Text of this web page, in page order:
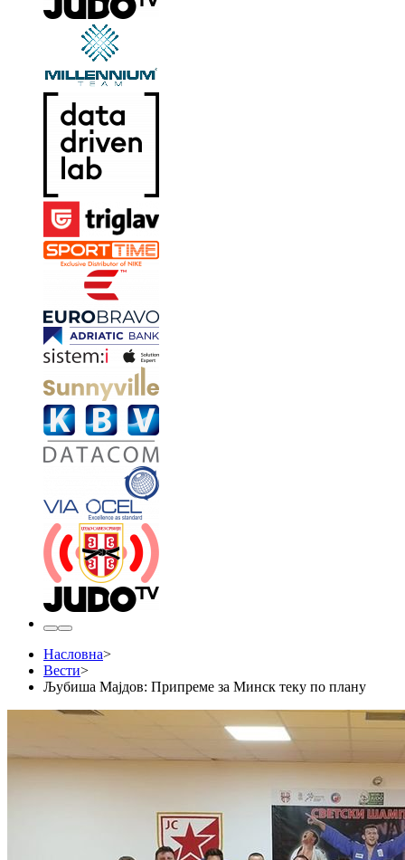
Насловна>
Вести>
Љубиша Мајдов: Припреме за Минск теку по плану